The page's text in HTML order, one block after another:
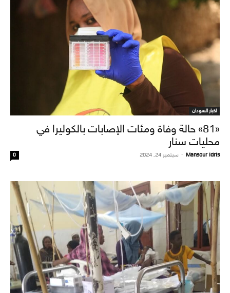
اخبار السودان
«81» حالة وفاة ومئات الإصابات بالكوليرا في
محليات سنار
Mansour Idris
- سبتمبر 24, 2024 0